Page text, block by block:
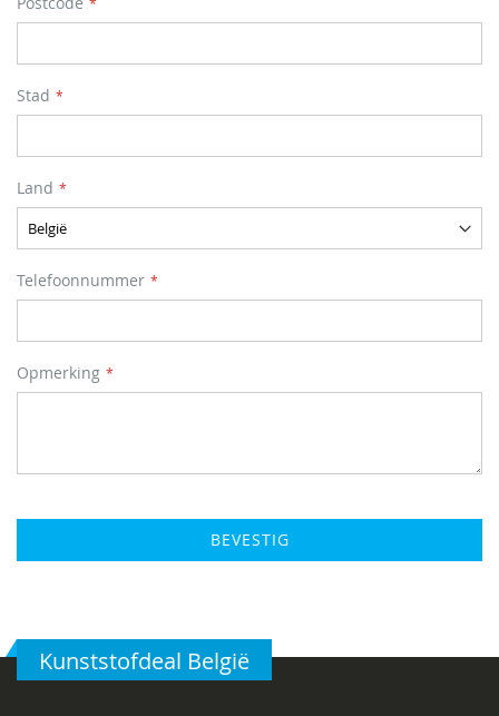
Stad
Land
Telefoonnummer
Opmerking
BEVESTIG
Kunststofdeal België